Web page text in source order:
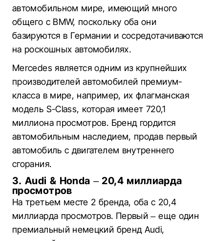
автомобильном мире, имеющий много
общего с BMW, поскольку оба они
базируются в Германии и сосредотачиваются
на роскошных автомобилях.
Mercedes является одним из крупнейших
производителей автомобилей премиум-
класса в мире, например, их флагманская
модель S-Class, которая имеет 720,1
миллиона просмотров. Бренд гордится
автомобильным наследием, продав первый
автомобиль с двигателем внутреннего
сгорания.
3. Audi & Honda – 20,4 миллиарда
просмотров
На третьем месте 2 бренда, оба с 20,4
миллиарда просмотров. Первый – еще один
премиальный немецкий бренд Audi,